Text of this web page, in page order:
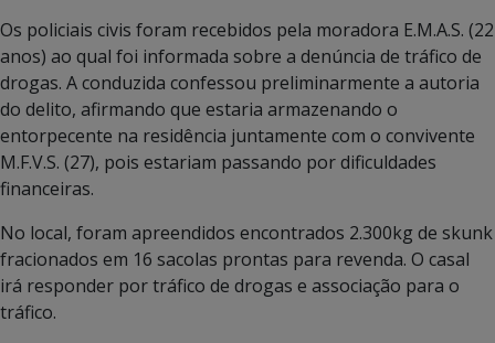
Os policiais civis foram recebidos pela moradora E.M.A.S. (22
anos) ao qual foi informada sobre a denúncia de tráfico de
drogas. A conduzida confessou preliminarmente a autoria
do delito, afirmando que estaria armazenando o
entorpecente na residência juntamente com o convivente
M.F.V.S. (27), pois estariam passando por dificuldades
financeiras.
No local, foram apreendidos encontrados 2.300kg de skunk
fracionados em 16 sacolas prontas para revenda. O casal
irá responder por tráfico de drogas e associação para o
tráfico.